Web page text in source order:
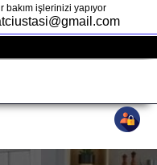
bakım işlerinizi yapıyor